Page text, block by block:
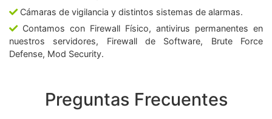
Cámaras de vigilancia y distintos sistemas de alarmas.
Contamos con Firewall Físico, antivirus permanentes en
nuestros servidores, Firewall de Software, Brute Force
Defense, Mod Security.
Preguntas Frecuentes